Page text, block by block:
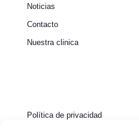
Noticias
Contacto
Nuestra clinica
Política de privacidad